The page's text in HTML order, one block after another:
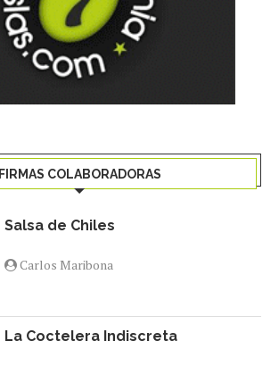
FIRMAS COLABORADORAS
Salsa de Chiles
Carlos Maribona
La Coctelera Indiscreta